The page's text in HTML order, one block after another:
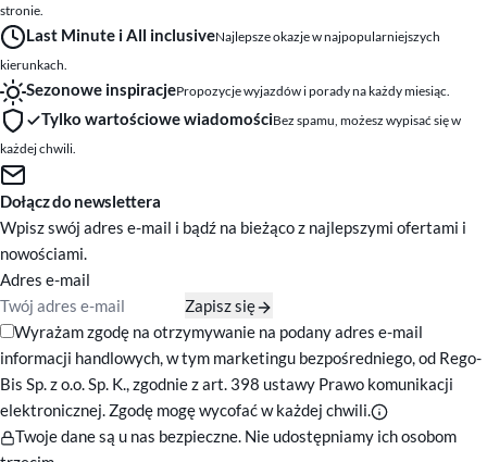
stronie.
Last Minute i All inclusiveNajlepsze okazje w najpopularniejszych
kierunkach.
Sezonowe inspiracjePropozycje wyjazdów i porady na każdy miesiąc.
Tylko wartościowe wiadomościBez spamu, możesz wypisać się w
każdej chwili.
Dołącz do newslettera
Wpisz swój adres e-mail i bądź na bieżąco z najlepszymi ofertami i
nowościami.
Adres e-mail
Zapisz się
Zgody marketingowe
Wyrażam zgodę na otrzymywanie na podany adres e-mail
informacji handlowych, w tym marketingu bezpośredniego, od Rego-
Bis Sp. z o.o. Sp. K., zgodnie z art. 398 ustawy Prawo komunikacji
elektronicznej. Zgodę mogę wycofać w każdej chwili.
Twoje dane są u nas bezpieczne. Nie udostępniamy ich osobom